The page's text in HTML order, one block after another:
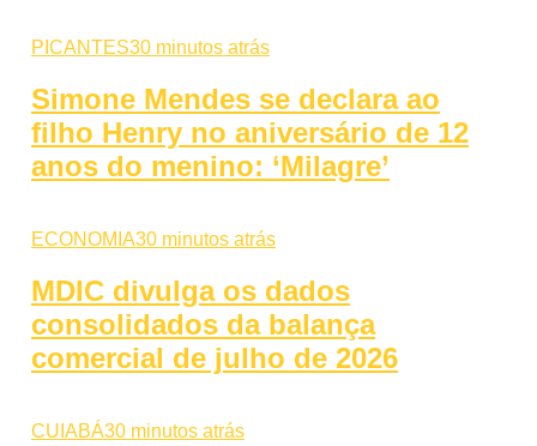
PICANTES30 minutos atrás
Simone Mendes se declara ao
filho Henry no aniversário de 12
anos do menino: ‘Milagre’
ECONOMIA30 minutos atrás
MDIC divulga os dados
consolidados da balança
comercial de julho de 2026
CUIABÁ30 minutos atrás